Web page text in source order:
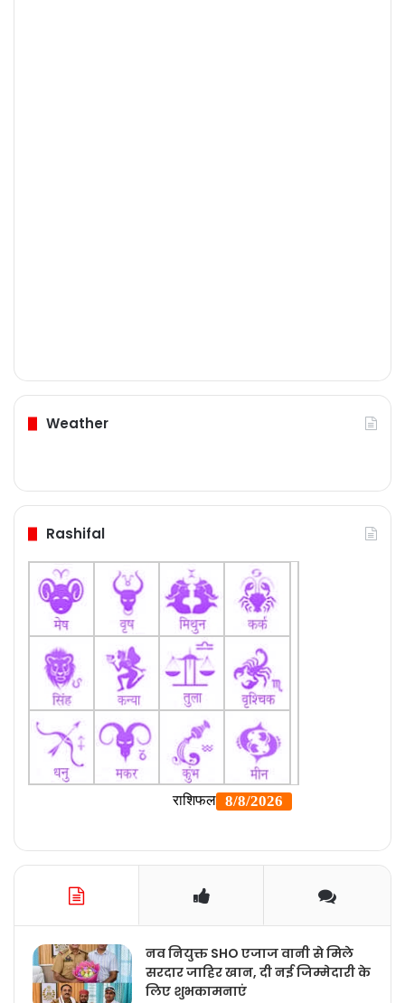
Weather
Rashifal
नव नियुक्त SHO एजाज वानी से मिले
सरदार जाहिर खान, दी नई जिम्मेदारी के
लिए शुभकामनाएं